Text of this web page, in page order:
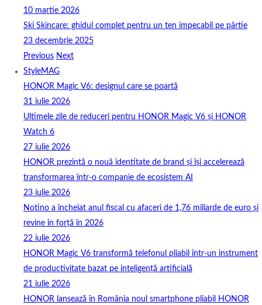
10 martie 2026
Ski Skincare: ghidul complet pentru un ten impecabil pe pârtie
23 decembrie 2025
Previous Next
StyleMAG
HONOR Magic V6: designul care se poartă
31 iulie 2026
Ultimele zile de reduceri pentru HONOR Magic V6 și HONOR
Watch 6
27 iulie 2026
HONOR prezintă o nouă identitate de brand și își accelerează
transformarea într-o companie de ecosistem AI
23 iulie 2026
Notino a încheiat anul fiscal cu afaceri de 1,76 miliarde de euro și
revine în forță în 2026
22 iulie 2026
HONOR Magic V6 transformă telefonul pliabil într-un instrument
de productivitate bazat pe inteligență artificială
21 iulie 2026
HONOR lansează în România noul smartphone pliabil HONOR